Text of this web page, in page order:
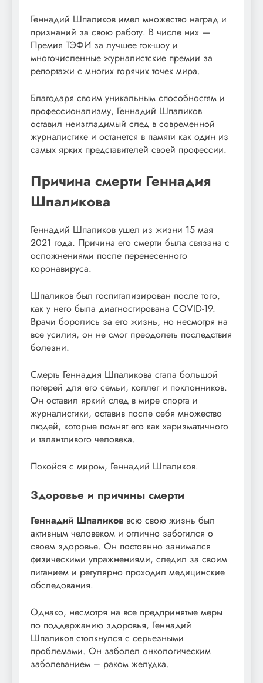
Геннадий Шпаликов имел множество наград и
признаний за свою работу. В числе них —
Премия ТЭФИ за лучшее ток-шоу и
многочисленные журналистские премии за
репортажи с многих горячих точек мира.
Благодаря своим уникальным способностям и
профессионализму, Геннадий Шпаликов
оставил неизгладимый след в современной
журналистике и останется в памяти как один из
самых ярких представителей своей профессии.
Причина смерти Геннадия
Шпаликова
Геннадий Шпаликов ушел из жизни 15 мая
2021 года. Причина его смерти была связана с
осложнениями после перенесенного
коронавируса.
Шпаликов был госпитализирован после того,
как у него была диагностирована COVID-19.
Врачи боролись за его жизнь, но несмотря на
все усилия, он не смог преодолеть последствия
болезни.
Смерть Геннадия Шпаликова стала большой
потерей для его семьи, коллег и поклонников.
Он оставил яркий след в мире спорта и
журналистики, оставив после себя множество
людей, которые помнят его как харизматичного
и талантливого человека.
Покойся с миром, Геннадий Шпаликов.
Здоровье и причины смерти
Геннадий Шпаликов всю свою жизнь был
активным человеком и отлично заботился о
своем здоровье. Он постоянно занимался
физическими упражнениями, следил за своим
питанием и регулярно проходил медицинские
обследования.
Однако, несмотря на все предпринятые меры
по поддержанию здоровья, Геннадий
Шпаликов столкнулся с серьезными
проблемами. Он заболел онкологическим
заболеванием – раком желудка.